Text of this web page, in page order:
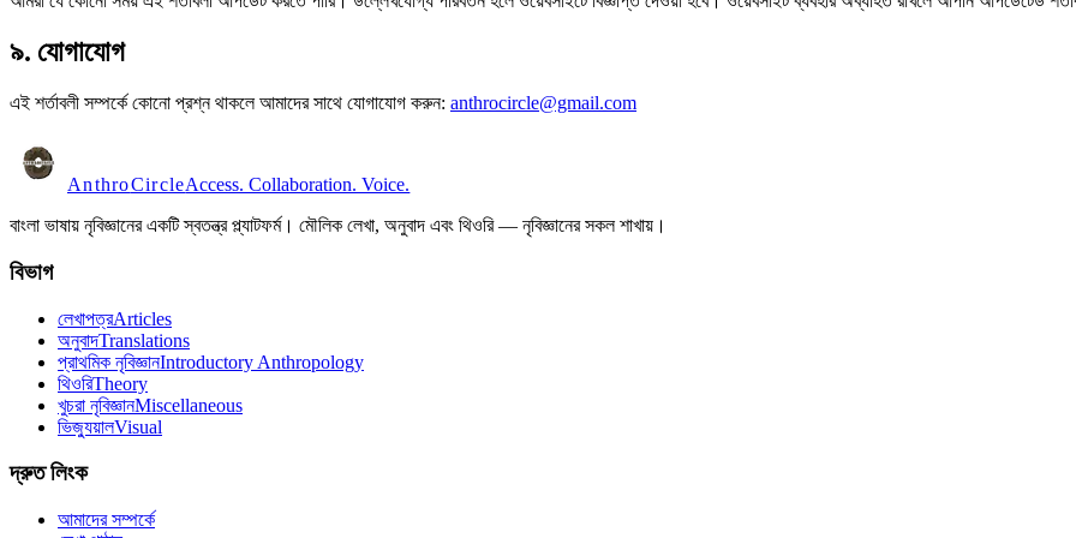
৯. যোগাযোগ
এই শর্তাবলী সম্পর্কে কোনো প্রশ্ন থাকলে আমাদের সাথে যোগাযোগ করুন: anthrocircle@gmail.com
AnthroCircleAccess. Collaboration. Voice.
বাংলা ভাষায় নৃবিজ্ঞানের একটি স্বতন্ত্র প্ল্যাটফর্ম। মৌলিক লেখা, অনুবাদ এবং থিওরি — নৃবিজ্ঞানের সকল শাখায়।
বিভাগ
লেখাপত্রArticles
অনুবাদTranslations
প্রাথমিক নৃবিজ্ঞানIntroductory Anthropology
থিওরিTheory
খুচরা নৃবিজ্ঞানMiscellaneous
ভিজ্যুয়ালVisual
দ্রুত লিংক
আমাদের সম্পর্কে